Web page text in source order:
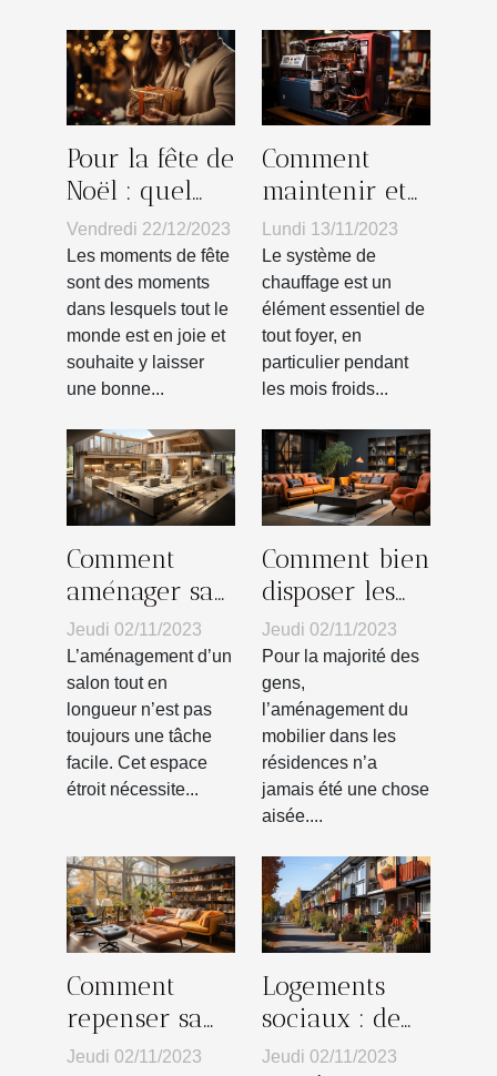
Pour la fête de
Noël : quel
cadeau peut-
on offrir à un
proche ?
Vendredi 22/12/2023
Les moments de fête
sont des moments
dans lesquels tout le
monde est en joie et
souhaite y laisser
une bonne...
Comment
maintenir et
réparer votre
système de
chauffage : un
guide
Lundi 13/11/2023
Le système de
chauffage est un
élément essentiel de
tout foyer, en
particulier pendant
les mois froids...
Comment
aménager sa
maison tout
en longueur ?
Jeudi 02/11/2023
L’aménagement d’un
salon tout en
longueur n’est pas
toujours une tâche
facile. Cet espace
étroit nécessite...
Comment bien
disposer les
meubles dans
votre salon ?
Jeudi 02/11/2023
Pour la majorité des
gens,
l’aménagement du
mobilier dans les
résidences n’a
jamais été une chose
aisée....
Comment
repenser sa
maison
Jeudi 02/11/2023
Logements
sociaux : de
quoi s’agit-il
Jeudi 02/11/2023